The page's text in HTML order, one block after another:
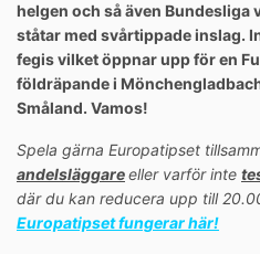
helgen och så även Bundesliga
ståtar med svårtippade inslag.
fegis vilket öppnar upp för en
földräpande i
Småland. Vamos!
Spela gärna Europatipset
andelsläggareeller varför inte
där du kan reducera upp till
Europatipset fungerar här!